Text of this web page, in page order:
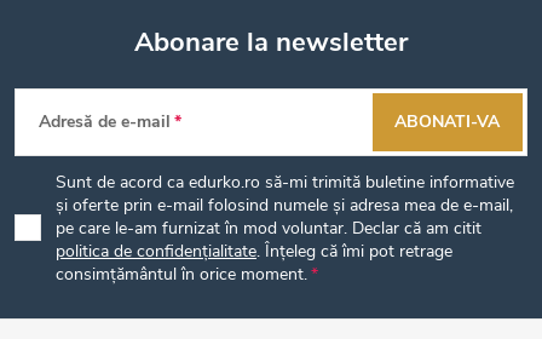
S
u
b
Abonare la newsletter
Adresă de e-mail
Sunt de acord ca edurko.ro să-mi trimită buletine informative
și oferte prin e-mail folosind numele și adresa mea de e-mail,
pe care le-am furnizat în mod voluntar. Declar că am citit
politica de confidențialitate. Înțeleg că îmi pot retrage
consimțământul în orice moment.
ABONATI-VA